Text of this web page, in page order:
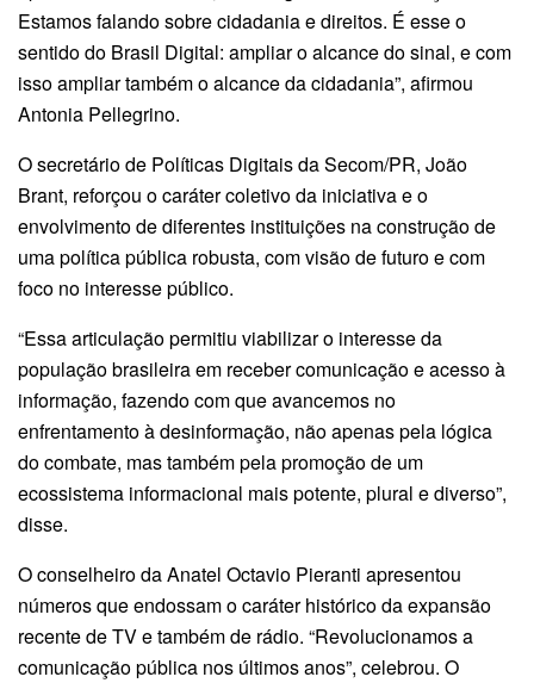
Estamos falando sobre cidadania e direitos. É esse o
sentido do Brasil Digital: ampliar o alcance do sinal, e com
isso ampliar também o alcance da cidadania”, afirmou
Antonia Pellegrino.
O secretário de Políticas Digitais da Secom/PR, João
Brant, reforçou o caráter coletivo da iniciativa e o
envolvimento de diferentes instituições na construção de
uma política pública robusta, com visão de futuro e com
foco no interesse público.
“Essa articulação permitiu viabilizar o interesse da
população brasileira em receber comunicação e acesso à
informação, fazendo com que avancemos no
enfrentamento à desinformação, não apenas pela lógica
do combate, mas também pela promoção de um
ecossistema informacional mais potente, plural e diverso”,
disse.
O conselheiro da Anatel Octavio Pieranti apresentou
números que endossam o caráter histórico da expansão
recente de TV e também de rádio. “Revolucionamos a
comunicação pública nos últimos anos”, celebrou. O